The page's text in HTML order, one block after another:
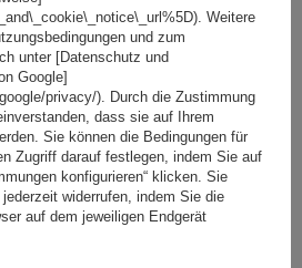
Weitere
und zum
unter [Datenschutz und
Google]
privacy/). Durch die Zustimmung
dass sie auf Ihrem
Sie können die Bedingungen für
Zugriff darauf festlegen, indem Sie auf
konfigurieren“ klicken. Sie
widerrufen, indem Sie die
auf dem jeweiligen Endgerät